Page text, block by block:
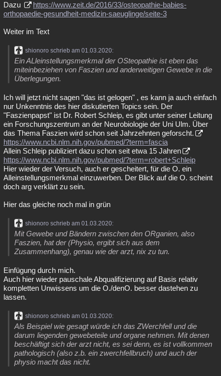
Dazu
https://www.zeit.de/2016/33/osteopathie-babies-
orthopaedie-gesundheit-medizin-saeuglinge/seite-3
Weiter im Text
shionoro schrieb am 01.03.2020:
Ein ALleinstellungsmerkmal der OSteopathie ist eben das
miteinbeziehen von Faszien und anderweitigen Gewebe in die
Überlegungen.
Ich will jetzt nicht sagen "das ist gelogen" , es kann ja auch einfach
nur Unkenntnis des hier diskutierten Topics sein. Der
"Faszienpapst" ist Dr. Robert Schleip, es gibt unter seiner Leitung
ein Forschungszentrum an der Neurobiologie der Uni Ulm. Über
das Thema Faszien wird schon seit Jahrzehnten geforscht.
https://www.ncbi.nlm.nih.gov/pubmed/?term=fascia
Allein Schleip publiziert dazu schon seit etwa 15 Jahren
https://www.ncbi.nlm.nih.gov/pubmed/?term=robert+Schleip
Hier wieder der Versuch, auch er gescheitert, für die O. ein
Alleinstellungsmerkmal einzuwerben. Der Blick auf die O. scheint
doch arg verklärt zu sein.
Hier das gleiche noch mal in grün
shionoro schrieb am 01.03.2020:
Mit Gewebe und Bändern zwischen den ORganien, also
Faszien, hat der (Physio, ergibt sich aus dem
Zusammenhang), genau wie der arzt, nix zu tun.
Einfügung durch mich.
Auch hier wieder pauschale Abqualifizierung auf Basis relativ
kompletten Unwissens um die O./denO. besser dastehen zu
lassen.
shionoro schrieb am 01.03.2020:
Als Beispiel wie gesagt würde ich das ZWerchfell und die
darum liegenden gewebeteile und organe nehmen. Mit denen
beschäftigt sich der arzt nicht, es sei denn, es ist vollkommen
pathologisch (also z.b. ein zwerchfellbruch) und auch der
physio macht das nicht.